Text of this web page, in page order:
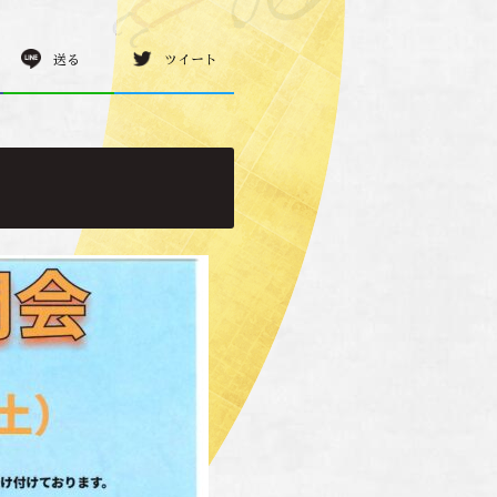
送る ツイート